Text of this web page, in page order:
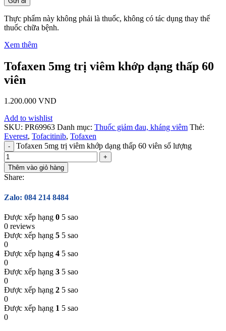
Thực phẩm này không phải là thuốc, không có tác dụng thay thế
thuốc chữa bệnh.
Xem thêm
Tofaxen 5mg trị viêm khớp dạng thấp 60
viên
1.200.000 VND
Add to wishlist
SKU: PR69963 Danh mục: Thuốc giảm đau, kháng viêm Thẻ:
Everest, Tofacitinib, Tofaxen
Tofaxen 5mg trị viêm khớp dạng thấp 60 viên số lượng
Thêm vào giỏ hàng
Share:
Zalo: 084 214 8484
Được xếp hạng 0 5 sao
0 reviews
Được xếp hạng 5 5 sao
0
Được xếp hạng 4 5 sao
0
Được xếp hạng 3 5 sao
0
Được xếp hạng 2 5 sao
0
Được xếp hạng 1 5 sao
0